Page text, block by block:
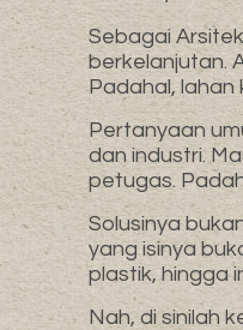
Sebagai
berkelanjutan.
Padahal, lahan
Pertanyaan
dan industri.
petugas.
Solusinya
yang isinya
plastik, hingga
Nah, di sinilah